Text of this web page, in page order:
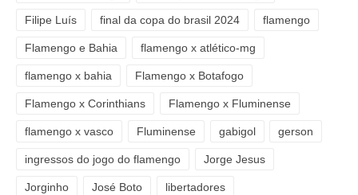
Filipe Luís final da copa do brasil 2024 flamengo
Flamengo e Bahia flamengo x atlético-mg
flamengo x bahia Flamengo x Botafogo
Flamengo x Corinthians Flamengo x Fluminense
flamengo x vasco Fluminense gabigol gerson
ingressos do jogo do flamengo Jorge Jesus
Jorginho José Boto libertadores